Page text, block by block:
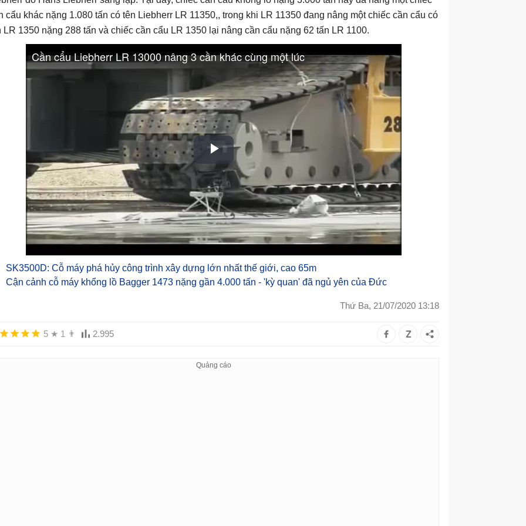
cẩu khác nặng 1.080 tấn có tên Liebherr LR 11350,, trong khi LR 11350 đang nâng một chiếc cần cẩu có
LR 1350 nặng 288 tấn và chiếc cần cẩu LR 1350 lại nâng cần cẩu nặng 62 tấn LR 1100.
SK3500D: Cỗ máy phá hủy công trình xây dựng lớn nhất thế giới, cao 65m
Cận cảnh cỗ máy khổng lồ Bagger 1473 nặng gần 4.000 tấn - 'kỳ quan' đã ngủ yên của Đức
Thứ Ba, 21/07/2020 13:18
5 ★ 1 👨 2.995